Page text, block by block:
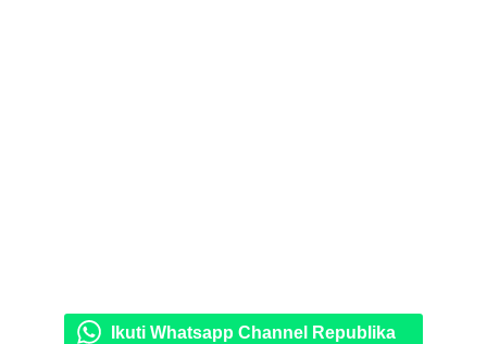
Ikuti Whatsapp Channel Republika